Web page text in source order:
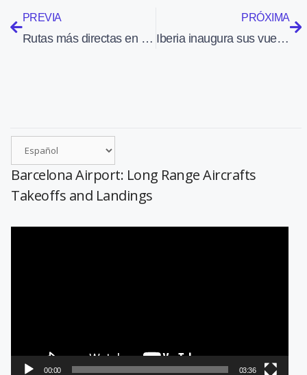
PREVIA
Rutas más directas en el cielo europeo
PRÓXIMA
Iberia inaugura sus vuelos a Los Ángeles con un 95% de ocupación
Barcelona Airport: Long Range Aircrafts
Takeoffs and Landings
00:00 03:36